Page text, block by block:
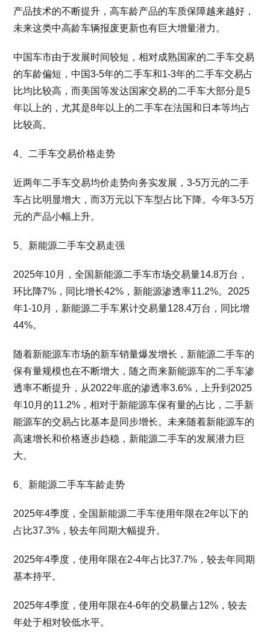
产品技术的不断提升，高车龄产品的车质保障越来越好，
未来这类中高龄车辆报废更新也有巨大增量潜力。
中国车市由于发展时间较短，相对成熟国家的二手车交易
的车龄偏短，中国3-5年的二手车和1-3年的二手车交易占
比均比较高，而美国等发达国家交易的二手车大部分是5
年以上的，尤其是8年以上的二手车在法国和日本等均占
比较高。
4、二手车交易价格走势
近两年二手车交易均价走势向务实发展，3-5万元的二手
车占比明显增大，而3万元以下车型占比下降。今年3-5万
元的产品小幅上升。
5、新能源二手车交易走强
2025年10月，全国新能源二手车市场交易量14.8万台，
环比降7%，同比增长42%，新能源渗透率11.2%。2025
年1-10月，新能源二手车累计交易量128.4万台，同比增
44%。
随着新能源车市场的新车销量爆发增长，新能源二手车的
保有量规模也在不断增大，随之而来新能源车的二手车渗
透率不断提升，从2022年底的渗透率3.6%，上升到2025
年10月的11.2%，相对于新能源车保有量的占比，二手新
能源车的交易占比基本是同步增长。未来随着新能源车的
高速增长和价格逐步趋稳，新能源二手车的发展潜力巨
大。
6、新能源二手车车龄走势
2025年4季度，全国新能源二手车使用年限在2年以下的
占比37.3%，较去年同期大幅提升。
2025年4季度，使用年限在2-4年占比37.7%，较去年同期
基本持平。
2025年4季度，使用年限在4-6年的交易量占12%，较去
年处于相对较低水平。